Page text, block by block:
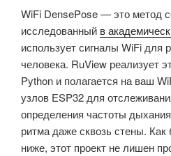
WiFi DensePose — это метод
исследованный в
использует сигналы WiFi для
человека. RuView реализует
Python и полагается на ваш
узлов ESP32 для
определения частоты
ритма даже сквозь стены.
ниже, этот проект не лишен